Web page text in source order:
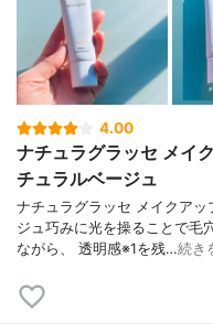
4.00
ナチュラグラッセ メイ
チュラルベージュ
ナチュラグラッセ メイクア
ジュ巧みに光を操ることで毛
ながら、 透明感※1を残…続き